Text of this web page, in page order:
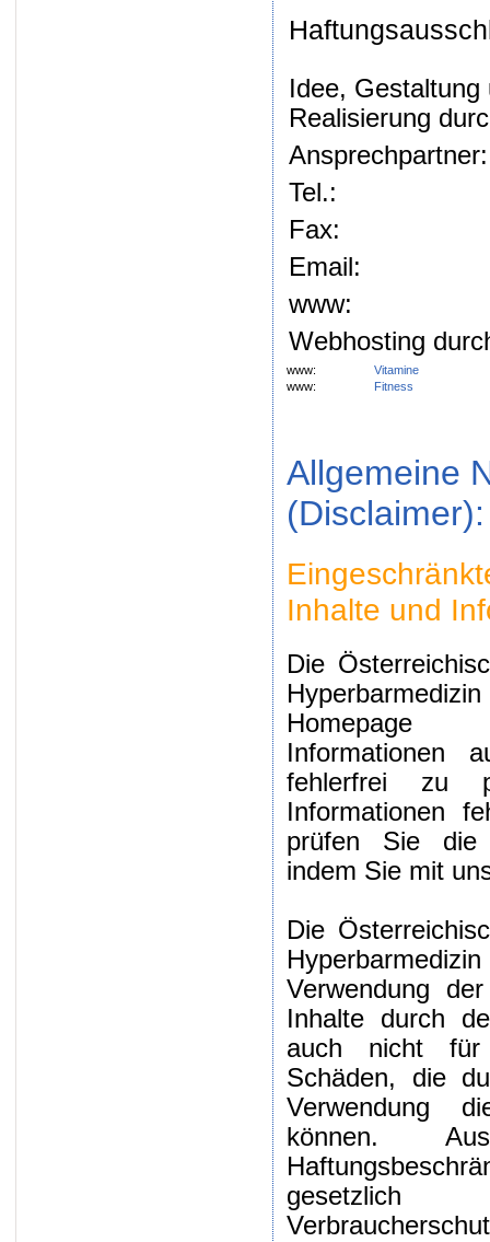
Idee, Gestaltung
Realisierung
Ansprechpartner:
Tel.:
Fax:
Email:
www:
Webhosting
www:
Vitamine
www:
Fitness
Allgemeine
(Disclaimer):
Inhalte und
Die
Homepage
Informationen
fehlerfrei zu
Informationen
prüfen Sie die
indem Sie mit
Die
Verwendung
Inhalte durch
auch nicht für
Schäden, die
Verwendung
können.